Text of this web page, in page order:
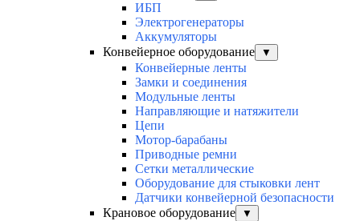
ИБП
Электрогенераторы
Аккумуляторы
Конвейерное оборудование
▼
Конвейерные ленты
Замки и соединения
Модульные ленты
Направляющие и натяжители
Цепи
Мотор-барабаны
Приводные ремни
Сетки металлические
Оборудование для стыковки лент
Датчики конвейерной безопасности
Крановое оборудование
▼